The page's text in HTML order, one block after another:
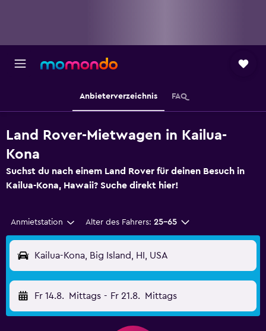
Anbieterverzeichnis FAQ
Land Rover-Mietwagen in Kailua-
Kona
Suchst du nach einem Land Rover für deinen Besuch in
Kailua-Kona, Hawaii? Suche direkt hier!
Anmietstation Alter des Fahrers: 25-65
Kailua-Kona, Big Island, HI, USA
Fr 14.8. Mittags - Fr 21.8. Mittags